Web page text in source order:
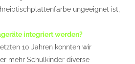
ungeeignet ist,
integriert werden?
10 Jahren konnten wir
mehr Schulkinder diverse